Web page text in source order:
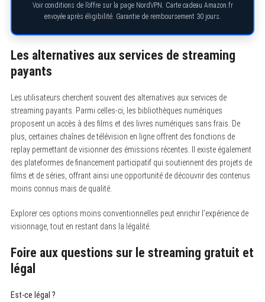
Voir conditions de l’offre sur la page NordVPN. Carte cadeau Amazon.fr
envoyée après éligibilité. Garantie de remboursement 30 jours.
Les alternatives aux services de streaming
payants
Les utilisateurs cherchent souvent des alternatives aux services de
streaming payants. Parmi celles-ci, les bibliothèques numériques
proposent un accès à des films et des livres numériques sans frais. De
plus, certaines chaînes de télévision en ligne offrent des fonctions de
replay permettant de visionner des émissions récentes. Il existe également
des plateformes de financement participatif qui soutiennent des projets de
films et de séries, offrant ainsi une opportunité de découvrir des contenus
moins connus mais de qualité.
Explorer ces options moins conventionnelles peut enrichir l’expérience de
visionnage, tout en restant dans la légalité.
Foire aux questions sur le streaming gratuit et
légal
Est-ce légal ?